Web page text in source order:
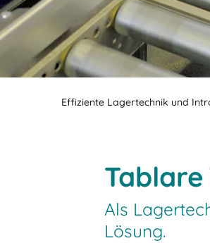
Effiziente Lagertechnik und
Als
Lösung.